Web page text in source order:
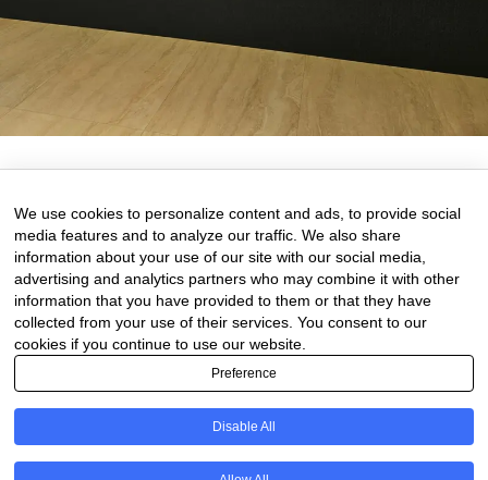
We use cookies to personalize content and ads, to provide social
media features and to analyze our traffic. We also share
information about your use of our site with our social media,
advertising and analytics partners who may combine it with other
information that you have provided to them or that they have
collected from your use of their services. You consent to our
cookies if you continue to use our website.
Preference
Disable All